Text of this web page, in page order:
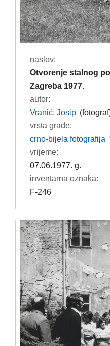
naslov:
Otvorenje stalnog
Zagreba 1977.
autor:
Vranić, Josip
vrsta građe:
crno-bijela fotografija
vrijeme:
07.06.1977. g.
inventarna oznaka:
F-246